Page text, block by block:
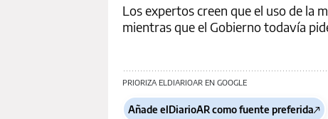
Los expertos creen que el uso de la
mientras que el Gobierno todavía
PRIORIZA ELDIARIOAR EN GOOGLE
Añade elDiarioAR como fuente preferida